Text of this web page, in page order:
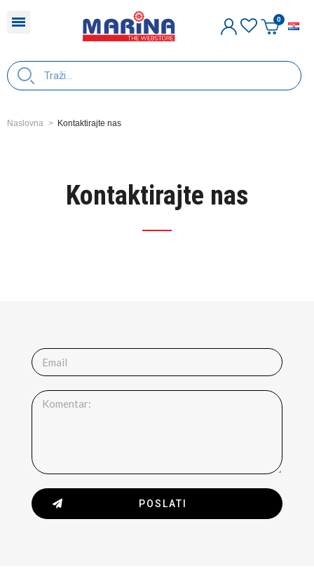
Naslovna Kontaktirajte nas
Kontaktirajte nas
POSLATI